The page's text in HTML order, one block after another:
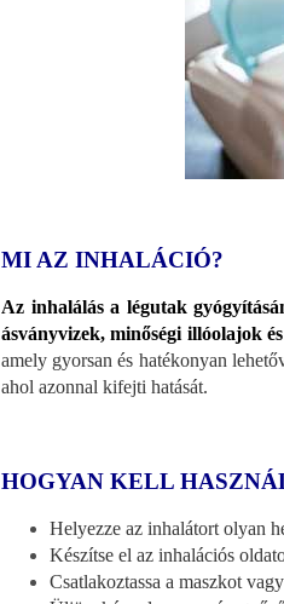
MI AZ INHALÁCIÓ?
Az inhalálás a légutak
ásványvizek, minőségi illóolajok
amely gyorsan és hatékonyan
ahol azonnal kifejti hatását.
HOGYAN KELL
Helyezze az inhalátort olyan
Készítse el az inhalációs
Csatlakoztassa a maszkot